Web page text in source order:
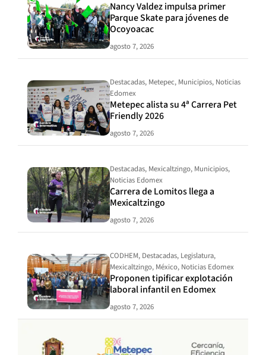
Nancy Valdez impulsa primer
Parque Skate para jóvenes de
Ocoyoacac
agosto 7, 2026
Destacadas, Metepec, Municipios, Noticias
Edomex
Metepec alista su 4ª Carrera Pet
Friendly 2026
agosto 7, 2026
Destacadas, Mexicaltzingo, Municipios,
Noticias Edomex
Carrera de Lomitos llega a
Mexicaltzingo
agosto 7, 2026
CODHEM, Destacadas, Legislatura,
Mexicaltzingo, México, Noticias Edomex
Proponen tipificar explotación
laboral infantil en Edomex
agosto 7, 2026